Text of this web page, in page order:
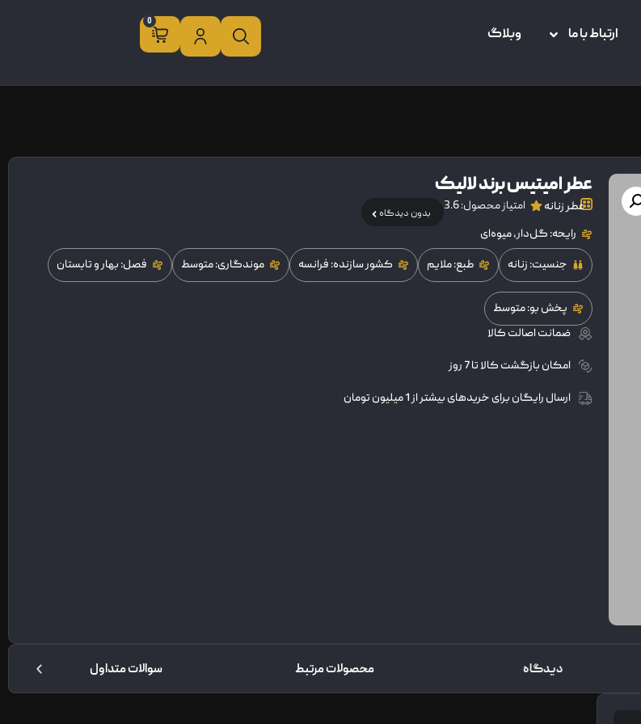
ارتباط با ما وبلاگ
0
عطر امیتیس برند لالیک
عطر زنانه امتیاز محصول: 3.6 بدون دیدگاه
رایحه: گل‌دار، میوه‌ای
جنسیت: زنانه
طبع: ملایم کشور سازنده: فرانسه موندگاری: متوسط فصل: بهار و تابستان
پخش بو: متوسط
ضمانت اصالت کالا
امکان بازگشت کالا تا 7 روز
ارسال رایگان برای خریدهای بیشتر از 1 میلیون تومان
دیدگاه محصولات مرتبط سوالات متداول